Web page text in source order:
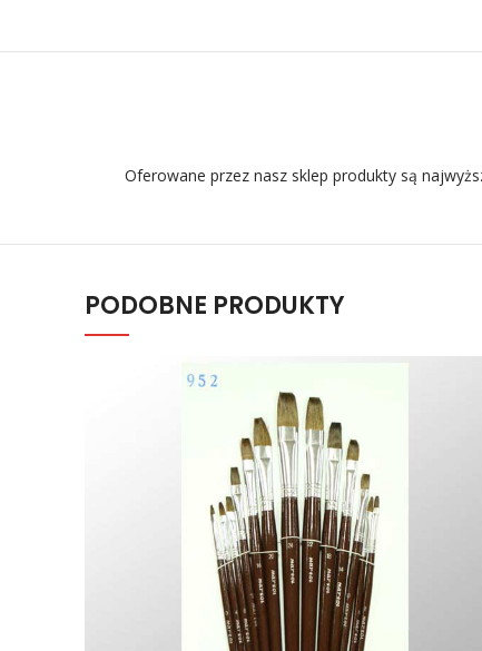
Oferowane przez nasz sklep produkty są
PODOBNE PRODUKTY